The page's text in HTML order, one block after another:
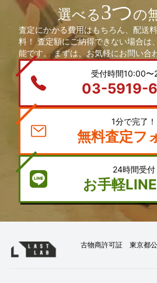
選べる3つの
査定にかかる費用はもちろん、配送
料！ 査定額にご納得できない場合は
能です。 まずは、お気軽にお問い合
受付時間10:00〜
03-5919-
1分で完了！
無料査定フ
24時間受付
お手軽
古物商許可証 東京都